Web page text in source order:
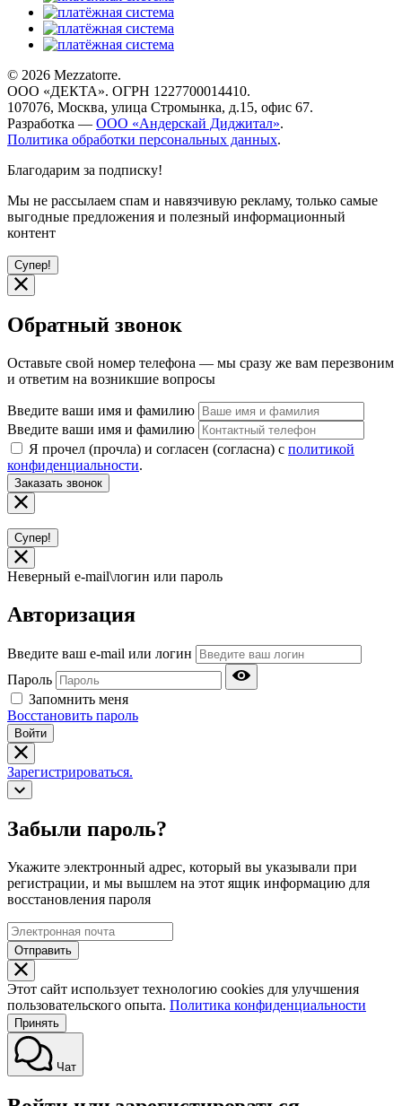
© 2026 Mezzatorre.
ООО «ДЕКТА». ОГРН 1227700014410.
107076, Москва, улица Стромынка, д.15, офис 67.
Разработка — ООО «Андерскай Диджитал».
Политика обработки персональных данных.
Благодарим за подписку!
Мы не рассылаем спам и навязчивую рекламу, только самые
выгодные предложения и полезный информационный
контент
Супер!
Обратный звонок
Оставьте свой номер телефона — мы сразу же вам перезвоним
и ответим на возникшие вопросы
Введите ваши имя и фамилию
Введите ваши имя и фамилию
Я прочел (прочла) и согласен (согласна) с политикой
конфиденциальности.
Заказать звонок
Супер!
Неверный e-mail\логин или пароль
Авторизация
Введите ваш e-mail или логин
Пароль
Запомнить меня
Восстановить пароль
Войти
Зарегистрироваться.
Забыли пароль?
Укажите электронный адрес, который вы указывали при
регистрации, и мы вышлем на этот ящик информацию для
восстановления пароля
Отправить
Этот сайт использует технологию cookies для улучшения
пользовательского опыта. Политика конфиденциальности
Принять
Чат